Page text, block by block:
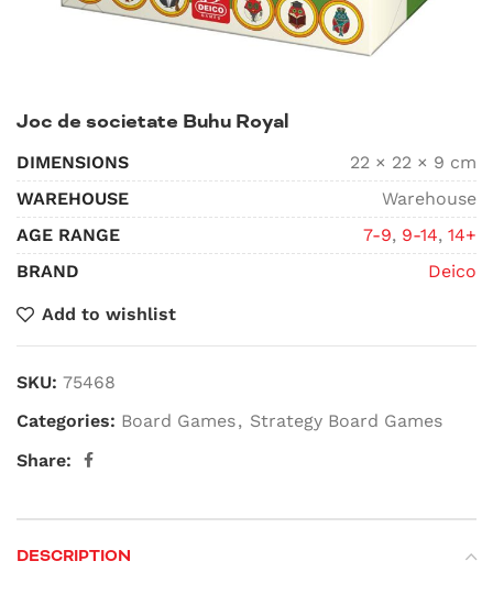
Joc de societate Buhu Royal
DIMENSIONS
22 × 22 × 9 cm
WAREHOUSE
Warehouse
AGE RANGE
7-9, 9-14, 14+
BRAND
Deico
Add to wishlist
SKU: 75468
Categories: Board Games, Strategy Board Games
Share:
DESCRIPTION